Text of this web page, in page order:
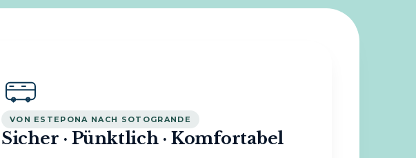
VON ESTEPONA NACH SOTOGRANDE
Sicher · Pünktlich · Komfortabel